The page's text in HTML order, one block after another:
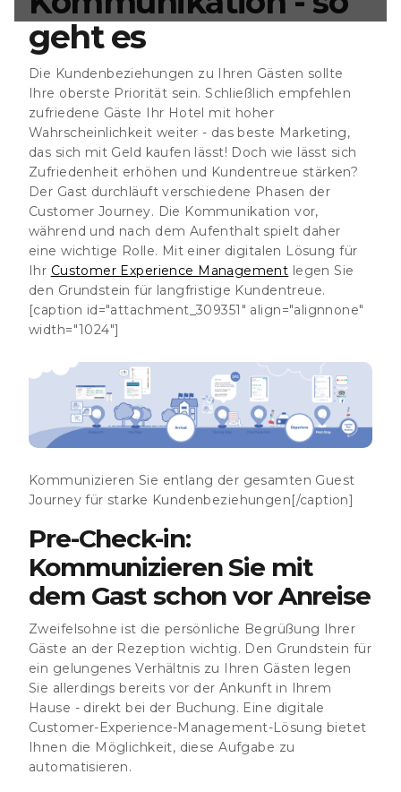
für starke
Pre-
Sie mit dem
ist
Ihrer Gäste
Den
Verhältnis
allerdings
Ihrem Hause -
digitale
Möglichkeit,
geht es
Die Kundenbeziehungen zu Ihren Gästen sollte
Ihre oberste Priorität sein. Schließlich empfehlen
zufriedene Gäste Ihr Hotel mit hoher
Wahrscheinlichkeit weiter - das beste Marketing,
das sich mit Geld kaufen lässt! Doch wie lässt sich
Zufriedenheit erhöhen und Kundentreue stärken?
Der Gast durchläuft verschiedene Phasen der
Customer Journey. Die Kommunikation vor,
während und nach dem Aufenthalt spielt daher
eine wichtige Rolle. Mit einer digitalen Lösung für
Ihr Customer Experience Management legen Sie
den Grundstein für langfristige Kundentreue.
[caption id="attachment_309351" align="alignnone"
width="1024"]
Kommunizieren Sie entlang der gesamten Guest
Journey für starke Kundenbeziehungen[/caption]
Pre-Check-in:
Kommunizieren Sie mit
dem Gast schon vor Anreise
Zweifelsohne ist die persönliche Begrüßung Ihrer
Gäste an der Rezeption wichtig. Den Grundstein für
ein gelungenes Verhältnis zu Ihren Gästen legen
Sie allerdings bereits vor der Ankunft in Ihrem
Hause - direkt bei der Buchung. Eine digitale
Customer-Experience-Management-Lösung bietet
Ihnen die Möglichkeit, diese Aufgabe zu
automatisieren.